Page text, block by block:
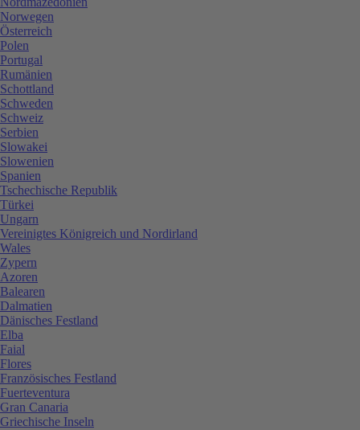
Norwegen
Österreich
Polen
Portugal
Rumänien
Schottland
Schweden
Schweiz
Serbien
Slowakei
Slowenien
Spanien
Tschechische Republik
Türkei
Ungarn
Vereinigtes Königreich und Nordirland
Wales
Zypern
Azoren
Balearen
Dalmatien
Dänisches Festland
Elba
Faial
Flores
Französisches Festland
Fuerteventura
Gran Canaria
Griechische Inseln